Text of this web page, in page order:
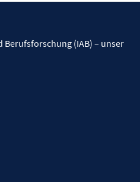
(IAB) – unser